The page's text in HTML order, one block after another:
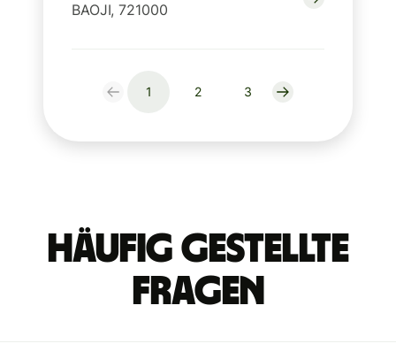
BAOJI, 721000
1 2 3
Häufig gestellte
Fragen